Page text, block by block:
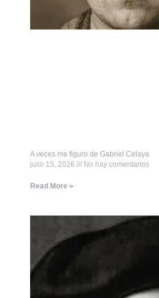
A veces me figuro de Gabriel Celaya
julio 15, 2026
No hay comentarios
Read More »